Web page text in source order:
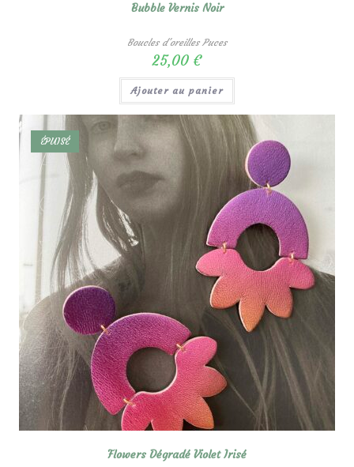
Bubble Vernis Noir
Boucles d'oreilles Puces
25,00 €
Ajouter au panier
ÉPUISÉ
Flowers Dégradé Violet Irisé